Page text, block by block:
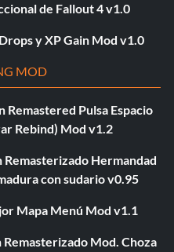
de Fallout 4 v1.0
y XP Gain Mod v1.0
MOD
Remastered Pulsa Espacio
Rebind) Mod v1.2
Hermandad
con sudario v0.95
Mapa Menú Mod v1.1
Mod. Choza